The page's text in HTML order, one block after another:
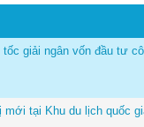
giải ngân vốn đầu tư
tại Khu du lịch quốc